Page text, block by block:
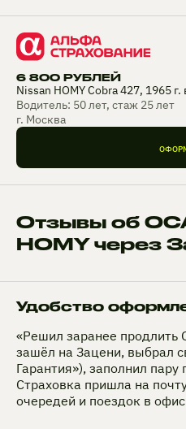
6 800 РУБЛЕЙ
Nissan HOMY Cobra 427, 1965 г.
Водитель: 50 лет, стаж 25 лет
г. Москва
Отзывы об
HOMY через
Удобство
«Решил заранее продлить
зашёл на Зацени, выбрал
Гарантия»), заполнил
Страховка пришла на
очередей и поездок в